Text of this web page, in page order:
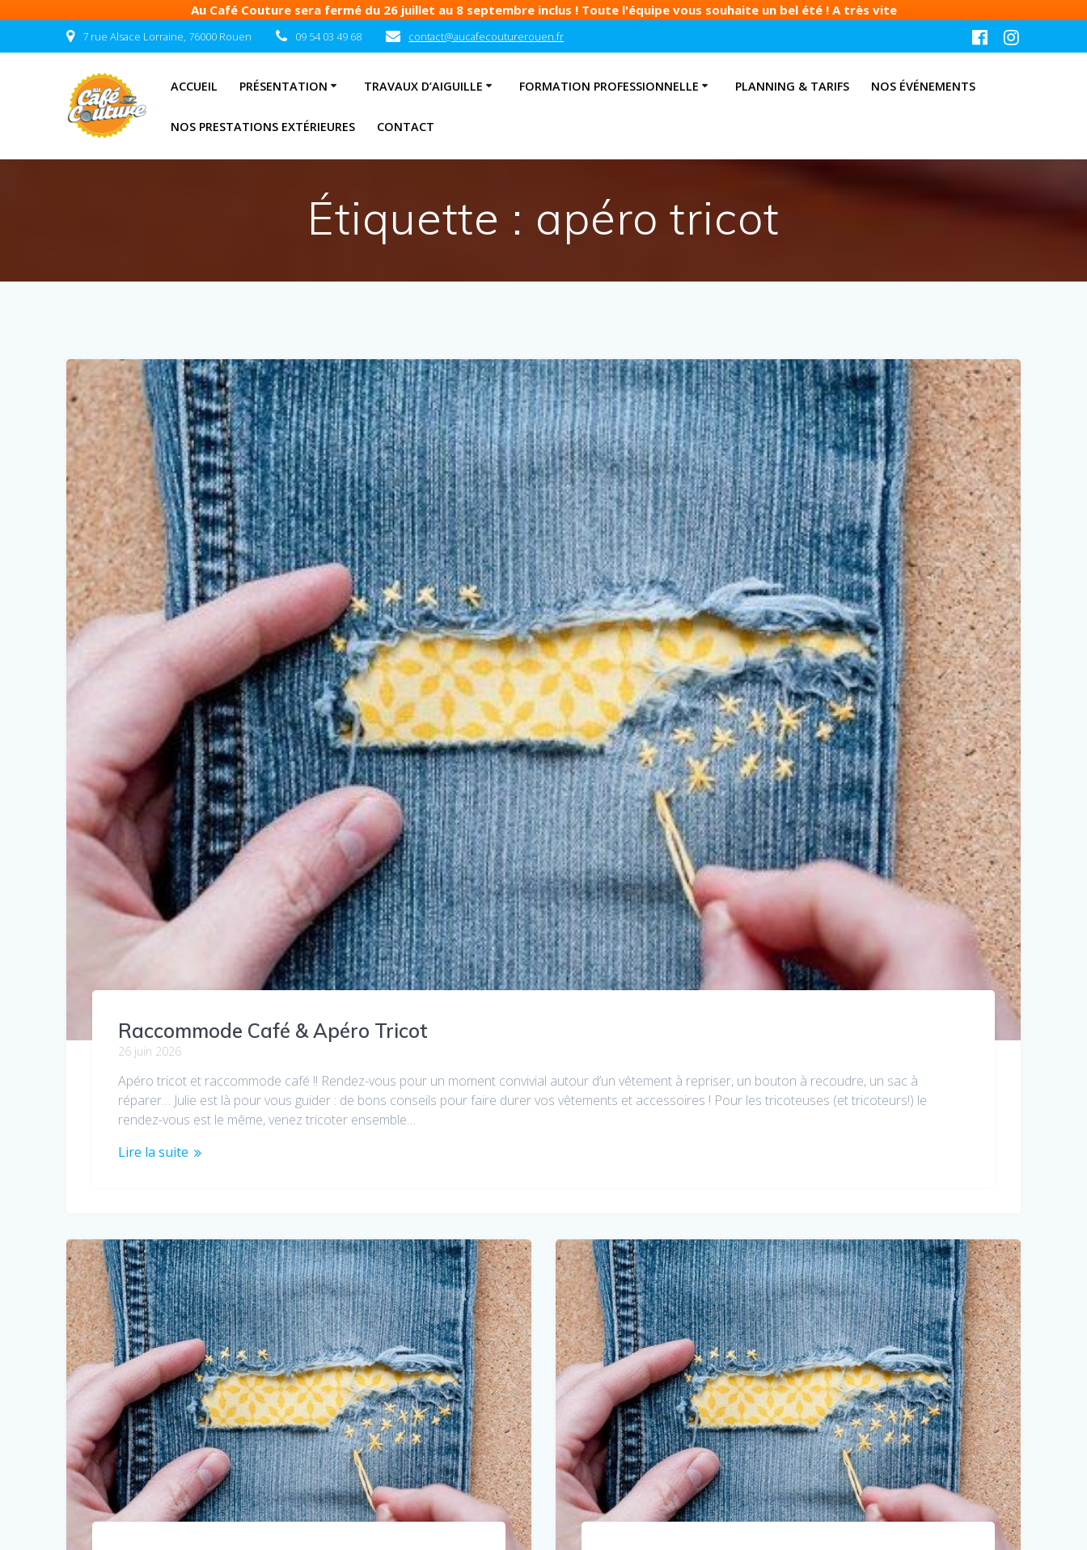
Au Café Couture sera fermé du 26 juillet au 8 septembre inclus ! Toute l'équipe vous souhaite un bel été ! A très vite
au
7 rue Alsace Lorraine, 76000 Rouen 09 54 03 49 68 contact@aucafecouturerouen.fr
ACCUEIL PRÉSENTATION TRAVAUX D’AIGUILLE FORMATION PROFESSIONNELLE PLANNING & TARIFS NOS ÉVÉNEMENTS
NOS PRESTATIONS EXTÉRIEURES CONTACT
Étiquette : apéro tricot
Raccommode Café & Apéro Tricot
26 juin 2026
Apéro tricot et raccommode café !! Rendez-vous pour un moment convivial autour d’un vêtement à repriser, un bouton à recoudre, un sac à
réparer… Julie est là pour vous guider : de bons conseils pour faire durer vos vêtements et accessoires ! Pour les tricoteuses (et tricoteurs!) le
rendez-vous est le même, venez tricoter ensemble…
Lire la suite